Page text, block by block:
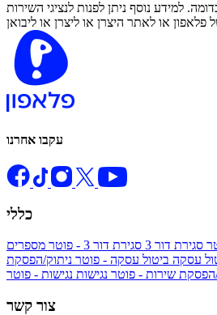
למידע נוסף ניתן לפנות לנציגי השירות
עקבו אחרנו
כללי
סגירת דור 3 סגירת דור 3 - פוטר
מספרים
עסקה ביטול עסקה - פוטר ניתוק/הפסקת
הפסקת שירות - פוטר נגישות
צור קשר